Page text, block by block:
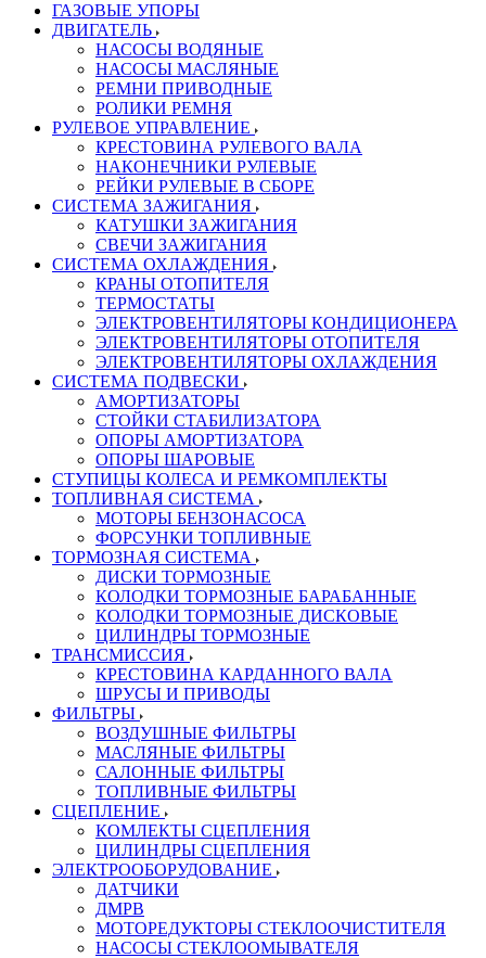
ГАЗОВЫЕ УПОРЫ
ДВИГАТЕЛЬ
НАСОСЫ ВОДЯНЫЕ
НАСОСЫ МАСЛЯНЫЕ
РЕМНИ ПРИВОДНЫЕ
РОЛИКИ РЕМНЯ
РУЛЕВОЕ УПРАВЛЕНИЕ
КРЕСТОВИНА РУЛЕВОГО ВАЛА
НАКОНЕЧНИКИ РУЛЕВЫЕ
РЕЙКИ РУЛЕВЫЕ В СБОРЕ
СИСТЕМА ЗАЖИГАНИЯ
КАТУШКИ ЗАЖИГАНИЯ
СВЕЧИ ЗАЖИГАНИЯ
СИСТЕМА ОХЛАЖДЕНИЯ
КРАНЫ ОТОПИТЕЛЯ
ТЕРМОСТАТЫ
ЭЛЕКТРОВЕНТИЛЯТОРЫ КОНДИЦИОНЕРА
ЭЛЕКТРОВЕНТИЛЯТОРЫ ОТОПИТЕЛЯ
ЭЛЕКТРОВЕНТИЛЯТОРЫ ОХЛАЖДЕНИЯ
СИСТЕМА ПОДВЕСКИ
АМОРТИЗАТОРЫ
СТОЙКИ СТАБИЛИЗАТОРА
ОПОРЫ АМОРТИЗАТОРА
ОПОРЫ ШАРОВЫЕ
СТУПИЦЫ КОЛЕСА И РЕМКОМПЛЕКТЫ
ТОПЛИВНАЯ СИСТЕМА
МОТОРЫ БЕНЗОНАСОСА
ФОРСУНКИ ТОПЛИВНЫЕ
ТОРМОЗНАЯ СИСТЕМА
ДИСКИ ТОРМОЗНЫЕ
КОЛОДКИ ТОРМОЗНЫЕ БАРАБАННЫЕ
КОЛОДКИ ТОРМОЗНЫЕ ДИСКОВЫЕ
ЦИЛИНДРЫ ТОРМОЗНЫЕ
ТРАНСМИССИЯ
КРЕСТОВИНА КАРДАННОГО ВАЛА
ШРУСЫ И ПРИВОДЫ
ФИЛЬТРЫ
ВОЗДУШНЫЕ ФИЛЬТРЫ
МАСЛЯНЫЕ ФИЛЬТРЫ
САЛОННЫЕ ФИЛЬТРЫ
ТОПЛИВНЫЕ ФИЛЬТРЫ
СЦЕПЛЕНИЕ
КОМЛЕКТЫ СЦЕПЛЕНИЯ
ЦИЛИНДРЫ СЦЕПЛЕНИЯ
ЭЛЕКТРООБОРУДОВАНИЕ
ДАТЧИКИ
ДМРВ
МОТОРЕДУКТОРЫ СТЕКЛООЧИСТИТЕЛЯ
НАСОСЫ СТЕКЛООМЫВАТЕЛЯ